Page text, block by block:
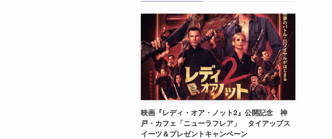
映画『レディ・オア・ノット2』公開記念 神
戸・カフェ「ニューラフレア」 タイアップス
イーツ＆プレゼントキャンペーン